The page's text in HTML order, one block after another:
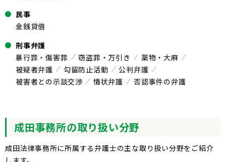
民事
金銭貸借
刑事弁護
暴行罪・傷害罪
窃盗罪・万引き
薬物・大麻
被疑者弁護
勾留防止活動
公判弁護
被害者との示談交渉
情状弁護 否認事件の弁護
成田事務所の取り扱い分野
成田法律事務所に所属する弁護士の主な取り扱い分野をご紹介